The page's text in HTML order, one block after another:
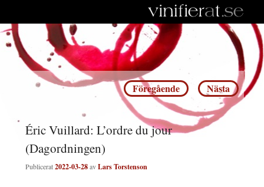
Inläggsnavigering
Föregående Nästa
Éric Vuillard: L’ordre du jour
(Dagordningen)
Publicerat2022-03-28avLars Torstenson